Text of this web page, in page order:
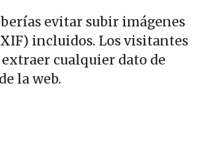
evitar subir imágenes
incluidos. Los visitantes
cualquier dato de
la web.